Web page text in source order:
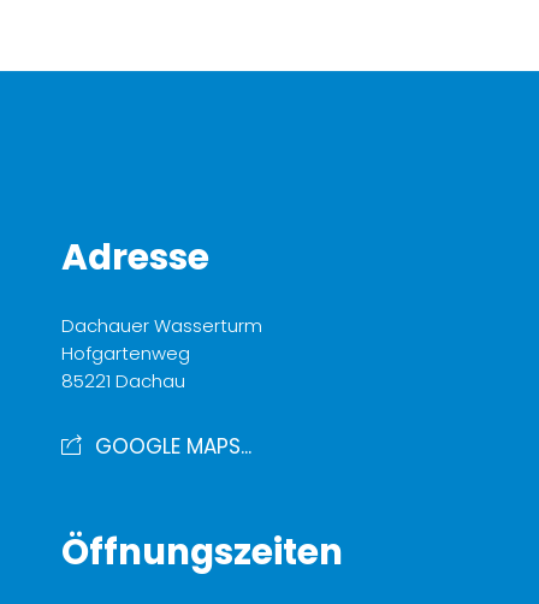
Adresse
Dachauer Wasserturm
Hofgartenweg
85221 Dachau
GOOGLE MAPS...
Öffnungszeiten